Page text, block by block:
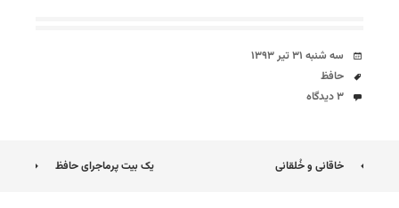
تاریخ
سه شنبه ۳۱ تیر ۱۳۹۳
برچسب‌ها
حافظ
دیدگاه‌ها
۳ دیدگاه
ناوبری
خاقانی و خُلقانی یک بیت پرماجرای حافظ